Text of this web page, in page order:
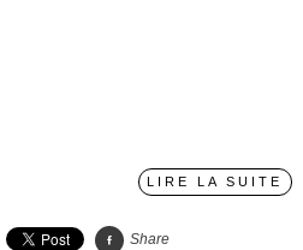
LIRE LA SUITE
Share